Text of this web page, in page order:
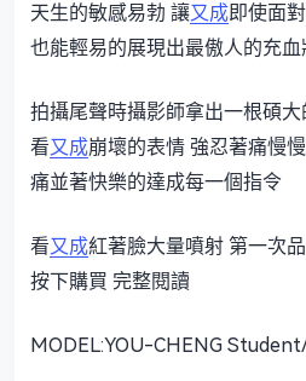
天生的敏感易勃 讓又成即使面
也能輕易的展現出最傲人的充血
拍攝尾聲時攝影師拿出一根碩大
看又成崩壞的表情 強忍著痛慢
痛並著快樂的達成每一個指令
看又成紅著臉大量噴射 第一次
按下購買 完整閱讀
MODEL:YOU-CHENG